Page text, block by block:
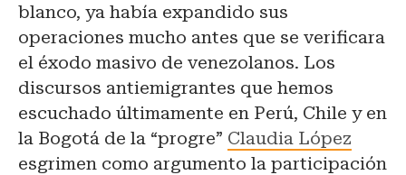
blanco, ya había expandido sus
operaciones mucho antes que se verificara
el éxodo masivo de venezolanos. Los
discursos antiemigrantes que hemos
escuchado últimamente en Perú, Chile y en
la Bogotá de la “progre” Claudia López
esgrimen como argumento la participación